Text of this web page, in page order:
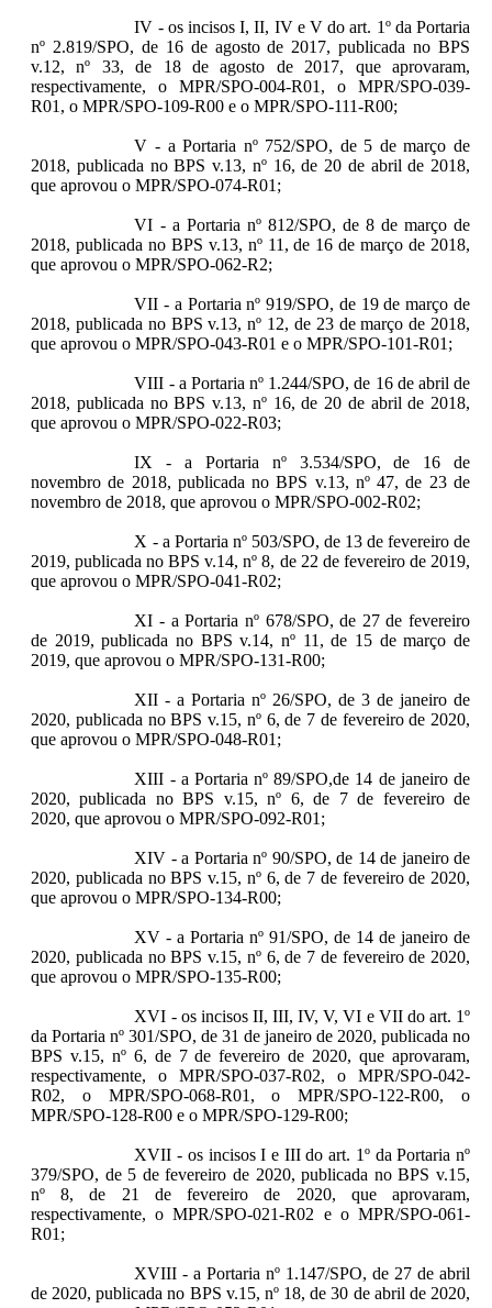
IV - os incisos I, II, IV e V do art. 1º da Portaria
nº 2.819/SPO, de 16 de agosto de 2017, publicada no BPS
v.12, nº 33, de 18 de agosto de 2017, que aprovaram,
respectivamente, o MPR/SPO-004-R01, o MPR/SPO-039-
R01, o MPR/SPO-109-R00 e o MPR/SPO-111-R00;
V - a Portaria nº 752/SPO, de 5 de março de
2018, publicada no BPS v.13, nº 16, de 20 de abril de 2018,
que aprovou o MPR/SPO-074-R01;
VI - a Portaria nº 812/SPO, de 8 de março de
2018, publicada no BPS v.13, nº 11, de 16 de março de 2018,
que aprovou o MPR/SPO-062-R2;
VII - a Portaria nº 919/SPO, de 19 de março de
2018, publicada no BPS v.13, nº 12, de 23 de março de 2018,
que aprovou o MPR/SPO-043-R01 e o MPR/SPO-101-R01;
VIII - a Portaria nº 1.244/SPO, de 16 de abril de
2018, publicada no BPS v.13, nº 16, de 20 de abril de 2018,
que aprovou o MPR/SPO-022-R03;
IX - a Portaria nº 3.534/SPO, de 16 de
novembro de 2018, publicada no BPS v.13, nº 47, de 23 de
novembro de 2018, que aprovou o MPR/SPO-002-R02;
X - a Portaria nº 503/SPO, de 13 de fevereiro de
2019, publicada no BPS v.14, nº 8, de 22 de fevereiro de 2019,
que aprovou o MPR/SPO-041-R02;
XI - a Portaria nº 678/SPO, de 27 de fevereiro
de 2019, publicada no BPS v.14, nº 11, de 15 de março de
2019, que aprovou o MPR/SPO-131-R00;
XII - a Portaria nº 26/SPO, de 3 de janeiro de
2020, publicada no BPS v.15, nº 6, de 7 de fevereiro de 2020,
que aprovou o MPR/SPO-048-R01;
XIII - a Portaria nº 89/SPO,de 14 de janeiro de
2020, publicada no BPS v.15, nº 6, de 7 de fevereiro de
2020, que aprovou o MPR/SPO-092-R01;
XIV - a Portaria nº 90/SPO, de 14 de janeiro de
2020, publicada no BPS v.15, nº 6, de 7 de fevereiro de 2020,
que aprovou o MPR/SPO-134-R00;
XV - a Portaria nº 91/SPO, de 14 de janeiro de
2020, publicada no BPS v.15, nº 6, de 7 de fevereiro de 2020,
que aprovou o MPR/SPO-135-R00;
XVI - os incisos II, III, IV, V, VI e VII do art. 1º
da Portaria nº 301/SPO, de 31 de janeiro de 2020, publicada no
BPS v.15, nº 6, de 7 de fevereiro de 2020, que aprovaram,
respectivamente, o MPR/SPO-037-R02, o MPR/SPO-042-
R02, o MPR/SPO-068-R01, o MPR/SPO-122-R00, o
MPR/SPO-128-R00 e o MPR/SPO-129-R00;
XVII - os incisos I e III do art. 1º da Portaria nº
379/SPO, de 5 de fevereiro de 2020, publicada no BPS v.15,
nº 8, de 21 de fevereiro de 2020, que aprovaram,
respectivamente, o MPR/SPO-021-R02 e o MPR/SPO-061-
R01;
XVIII - a Portaria nº 1.147/SPO, de 27 de abril
de 2020, publicada no BPS v.15, nº 18, de 30 de abril de 2020,